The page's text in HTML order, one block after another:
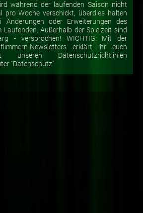
während der laufenden Saison nicht
pro Woche verschickt, überdies halten
Änderungen oder Erweiterungen des
Außerhalb der Spielzeit sind
- versprochen! WICHTIG: Mit der
Newsletters erklärt ihr euch
Datenschutzrichtlinien
"Datenschutz"